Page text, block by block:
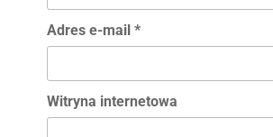
Adres e-mail *
Witryna internetowa